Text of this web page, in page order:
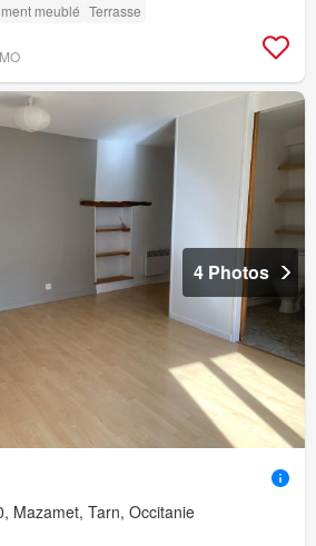
meublé Terrasse
4 Photos
Mazamet, Tarn, Occitanie